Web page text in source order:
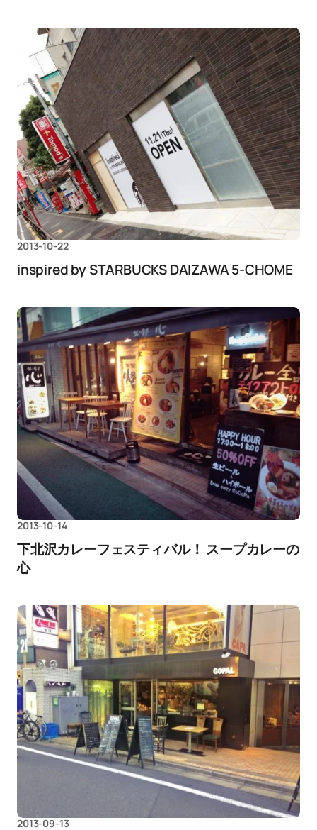
2013-10-22
inspired by STARBUCKS DAIZAWA 5-CHOME
2013-10-14
下北沢カレーフェスティバル！ スープカレーの
心
2013-09-13